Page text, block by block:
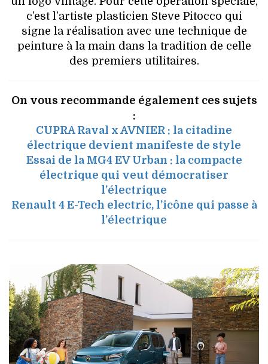
c’est l’artiste plasticien Steve Pitocco qui
signe la réalisation avec une technique de
peinture à la main dans la tradition de celle
des premiers utilitaires.
On vous recommande également ces sujets
:
CUPRA Raval x AVNIER : la citadine
électrique devient manifeste de style
Essai de la MG4 EV Urban : la compacte
électrique qui veut démocratiser
l’électrique
Renault 4 E-Tech electric, l’icône qui passe à
l’électrique